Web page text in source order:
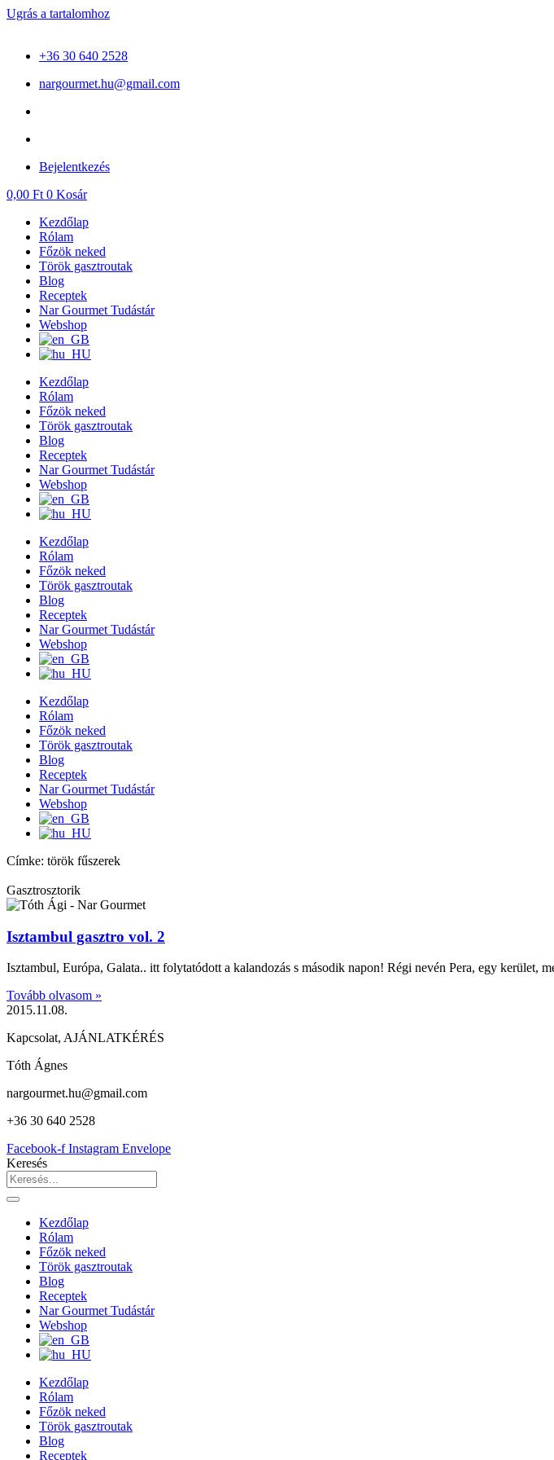
Ugrás a tartalomhoz
+36 30 640 2528
nargourmet.hu@gmail.com
Bejelentkezés
0,00 Ft 0 Kosár
Kezdőlap
Rólam
Főzök neked
Török gasztroutak
Blog
Receptek
Nar Gourmet Tudástár
Webshop
Kezdőlap
Rólam
Főzök neked
Török gasztroutak
Blog
Receptek
Nar Gourmet Tudástár
Webshop
Kezdőlap
Rólam
Főzök neked
Török gasztroutak
Blog
Receptek
Nar Gourmet Tudástár
Webshop
Kezdőlap
Rólam
Főzök neked
Török gasztroutak
Blog
Receptek
Nar Gourmet Tudástár
Webshop
Címke: török fűszerek
Gasztrosztorik
Isztambul gasztro vol. 2
Isztambul, Európa, Galata.. itt folytatódott a kalandozás s második napon! Régi nevén Pera, egy kerület,
Tovább olvasom »
2015.11.08.
Kapcsolat, AJÁNLATKÉRÉS
Tóth Ágnes
nargourmet.hu@gmail.com
+36 30 640 2528
Facebook-f Instagram Envelope
Keresés
Kezdőlap
Rólam
Főzök neked
Török gasztroutak
Blog
Receptek
Nar Gourmet Tudástár
Webshop
Kezdőlap
Rólam
Főzök neked
Török gasztroutak
Blog
Receptek